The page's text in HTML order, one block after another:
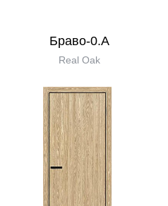
Браво-0.А
Real Oak